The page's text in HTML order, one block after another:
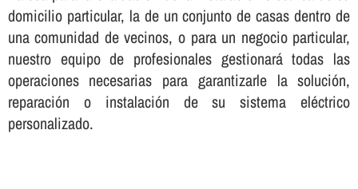
domicilio particular, la de un conjunto de casas dentro de
una comunidad de vecinos, o para un negocio particular,
nuestro equipo de profesionales gestionará todas las
operaciones necesarias para garantizarle la solución,
reparación o instalación de su sistema eléctrico
personalizado.